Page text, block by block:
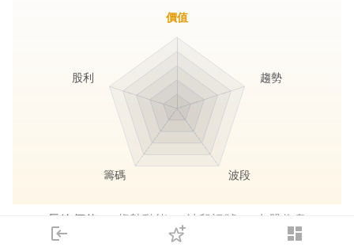
login dashboard
下單
長線價值 趨勢動能 波段訊號 存股收息
價值
趨勢
波段
籌碼
股利